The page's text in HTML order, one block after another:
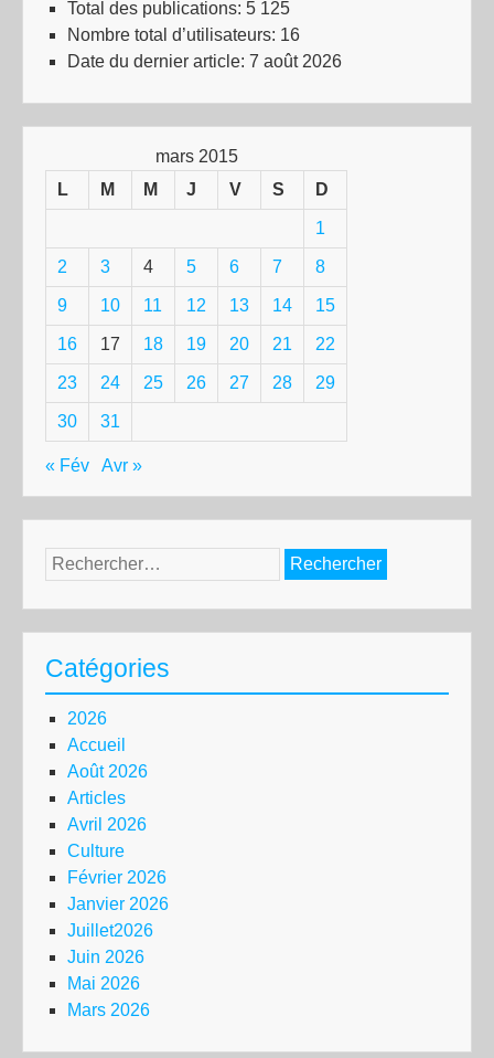
Total des publications: 5 125
Nombre total d’utilisateurs: 16
Date du dernier article: 7 août 2026
mars 2015
L
M M J V S D
1
2 3 4 5 6 7 8
9 10 11 12 13 14 15
16 17 18 19 20 21 22
23 24 25 26 27 28 29
30 31
« Fév Avr »
Rechercher :
Catégories
2026
Accueil
Août 2026
Articles
Avril 2026
Culture
Février 2026
Janvier 2026
Juillet2026
Juin 2026
Mai 2026
Mars 2026